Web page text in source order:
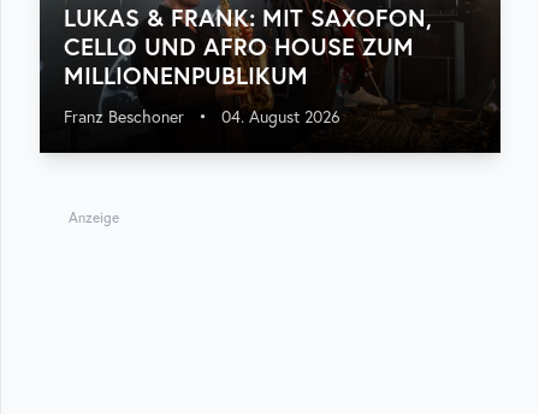
LUKAS & FRANK: MIT SAXOFON,
CELLO UND AFRO HOUSE ZUM
MILLIONENPUBLIKUM
Franz Beschoner • 04. August 2026
Anzeige